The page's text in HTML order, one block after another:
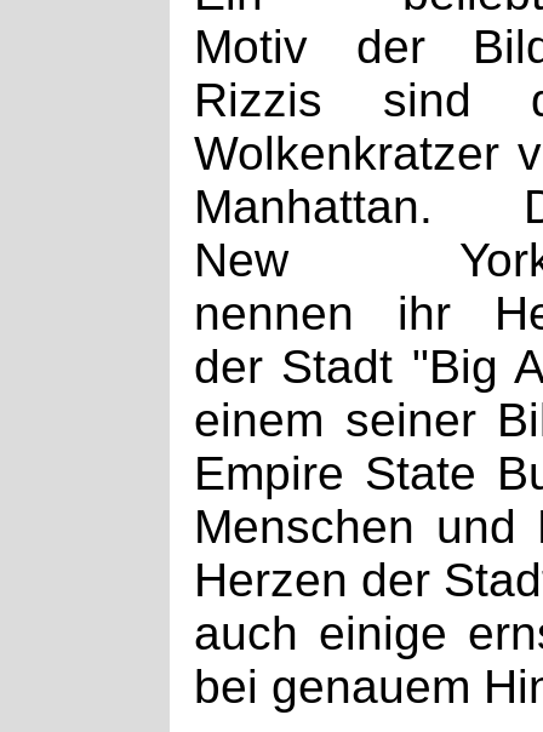
Motiv der
Rizzis sind
Wolkenkratzer
Manhattan.
New
nennen ihr
der Stadt "Big
einem seiner
Empire State
Menschen und
Herzen der
auch einige
bei genauem